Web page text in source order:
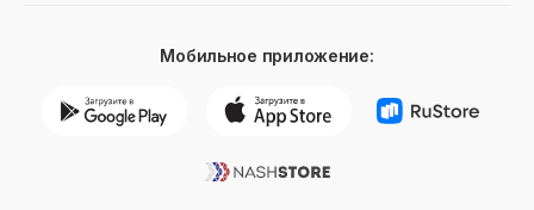
Мобильное приложение: